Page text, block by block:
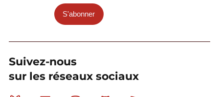
S'abonner
Suivez-nous
sur les réseaux sociaux